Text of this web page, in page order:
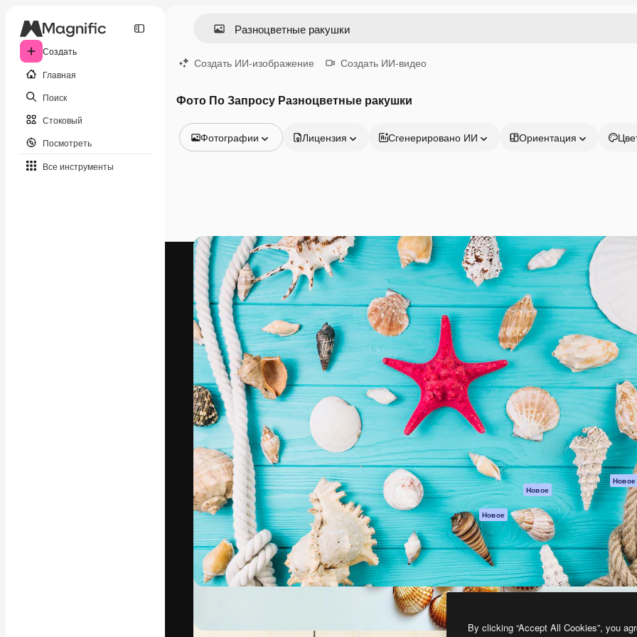
Создать
Главная
Поиск
Стоковый
Посмотреть
Все инструменты
Создать ИИ-изображение Создать ИИ-видео
Фото По Запросу Разноцветные ракушки
Фотографии
Видео
Видеоролик
Моушн-дизайн
Видеошаблоны
Иконки
3D-модели
Шрифты
Лицензия Сгенерировано ИИ Ориентация
Креативная платформа для создания
ваших лучших работ. Более 1 миллиона
подписчиков среди креаторов,
предприятий, агентств и студий.
Pусский
Продукция
Spaces
ИИ-помощник
Генератор
изображений ИИ
Генератор видео
ИИ
Генератор голоса
на основе ИИ
Стоковый контент
MCP для
Claude/ChatGPT
Новое
Агенты Новое
API
Мобильное
приложение
Все инструменты
Magnific
Начать
Academy
Документация по
Пакету ИИ
Служба
поддержки
Условия и
положения
Политика
Оригиналы Новое
Политика
cookie
Центр доверия
Партнеры
Предприятие
By clicking “Accept All Cookies”, you